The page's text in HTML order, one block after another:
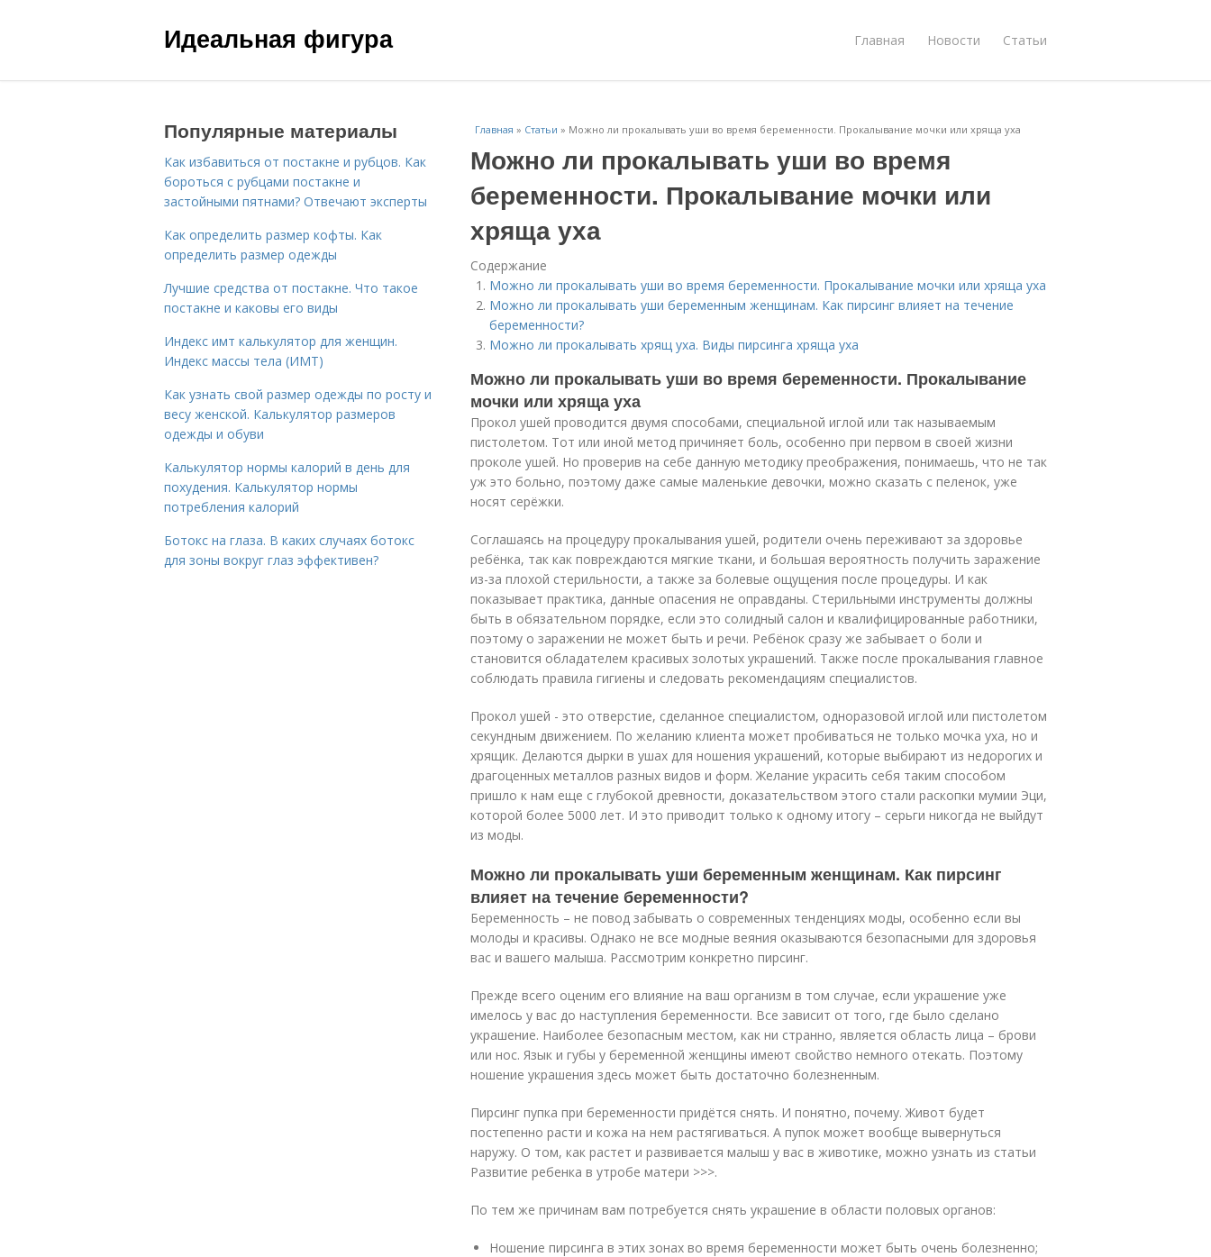
Идеальная фигура Главная Новости Статьи
Главная » Статьи » Можно ли прокалывать уши во время беременности. Прокалывание мочки или хряща уха
Можно ли прокалывать уши во время
беременности. Прокалывание мочки или
хряща уха
Содержание
Можно ли прокалывать уши во время беременности. Прокалывание мочки или хряща уха
Можно ли прокалывать уши беременным женщинам. Как пирсинг влияет на течение
беременности?
Можно ли прокалывать хрящ уха. Виды пирсинга хряща уха
Можно ли прокалывать уши во время беременности. Прокалывание
мочки или хряща уха
Прокол ушей проводится двумя способами, специальной иглой или так называемым
пистолетом. Тот или иной метод причиняет боль, особенно при первом в своей жизни
проколе ушей. Но проверив на себе данную методику преображения, понимаешь, что не так
уж это больно, поэтому даже самые маленькие девочки, можно сказать с пеленок, уже
носят серёжки.
Соглашаясь на процедуру прокалывания ушей, родители очень переживают за здоровье
ребёнка, так как повреждаются мягкие ткани, и большая вероятность получить заражение
из-за плохой стерильности, а также за болевые ощущения после процедуры. И как
показывает практика, данные опасения не оправданы. Стерильными инструменты должны
быть в обязательном порядке, если это солидный салон и квалифицированные работники,
поэтому о заражении не может быть и речи. Ребёнок сразу же забывает о боли и
становится обладателем красивых золотых украшений. Также после прокалывания главное
соблюдать правила гигиены и следовать рекомендациям специалистов.
Прокол ушей - это отверстие, сделанное специалистом, одноразовой иглой или пистолетом
секундным движением. По желанию клиента может пробиваться не только мочка уха, но и
хрящик. Делаются дырки в ушах для ношения украшений, которые выбирают из недорогих и
драгоценных металлов разных видов и форм. Желание украсить себя таким способом
пришло к нам еще с глубокой древности, доказательством этого стали раскопки мумии Эци,
которой более 5000 лет. И это приводит только к одному итогу – серьги никогда не выйдут
из моды.
Можно ли прокалывать уши беременным женщинам. Как пирсинг
влияет на течение беременности?
Беременность – не повод забывать о современных тенденциях моды, особенно если вы
молоды и красивы. Однако не все модные веяния оказываются безопасными для здоровья
вас и вашего малыша. Рассмотрим конкретно пирсинг.
Прежде всего оценим его влияние на ваш организм в том случае, если украшение уже
имелось у вас до наступления беременности. Все зависит от того, где было сделано
украшение. Наиболее безопасным местом, как ни странно, является область лица – брови
или нос. Язык и губы у беременной женщины имеют свойство немного отекать. Поэтому
ношение украшения здесь может быть достаточно болезненным.
Пирсинг пупка при беременности придётся снять. И понятно, почему. Живот будет
постепенно расти и кожа на нем растягиваться. А пупок может вообще вывернуться
наружу. О том, как растет и развивается малыш у вас в животике, можно узнать из статьи
Развитие ребенка в утробе матери >>>.
По тем же причинам вам потребуется снять украшение в области половых органов:
Ношение пирсинга в этих зонах во время беременности может быть очень болезненно;
Популярные материалы
Как избавиться от постакне и рубцов. Как
бороться с рубцами постакне и
застойными пятнами? Отвечают эксперты
Как определить размер кофты. Как
определить размер одежды
Лучшие средства от постакне. Что такое
постакне и каковы его виды
Индекс имт калькулятор для женщин.
Индекс массы тела (ИМТ)
Как узнать свой размер одежды по росту и
весу женской. Калькулятор размеров
одежды и обуви
Калькулятор нормы калорий в день для
похудения. Калькулятор нормы
потребления калорий
Ботокс на глаза. В каких случаях ботокс
для зоны вокруг глаз эффективен?